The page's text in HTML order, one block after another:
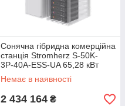
Сонячна гібридна комерційна
станція Stromherz S-50K-
3Р-40А-ESS-UA 65,28 кВт
(Максимальний комплект
АКБ)
Немає в наявності
2 434 164 ₴